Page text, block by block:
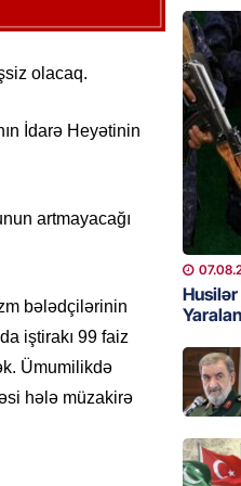
olacaq.
İdarə Heyətinin
artmayacağı
bələdçilərinin
iştirakı 99 faiz
Ümumilikdə
hələ müzakirə
GÜNDƏM
13
Rəsmi
MANŞET
Bu
BAŞLADI
GÜNDƏM
ABŞ
Husilər